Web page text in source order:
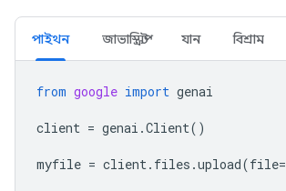
পাইথন জাভাস্ক্রিপ্ট যান বিশ্রাম
from google import genai
client = genai .Client()
myfile = client. files .upload(file=